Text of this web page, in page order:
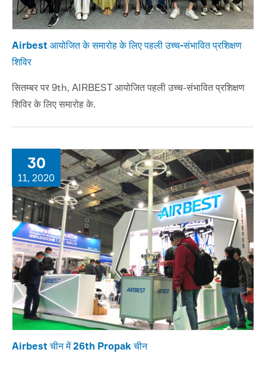
Airbest आयोजित के समारोह के लिए पहली उच्च-संभावित प्रशिक्षण
शिविर
सितम्बर पर 9th, AIRBEST आयोजित पहली उच्च-संभावित प्रशिक्षण
शिविर के लिए समारोह के.
30
11, 2020
Airbest चीन में 26th Propak चीन